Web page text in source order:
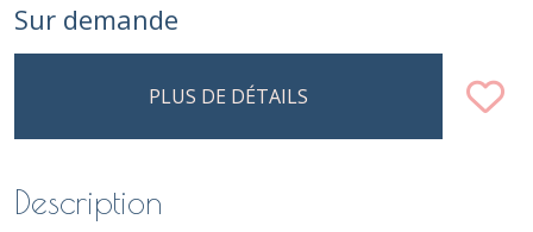
Sur demande
PLUS DE DÉTAILS
Description